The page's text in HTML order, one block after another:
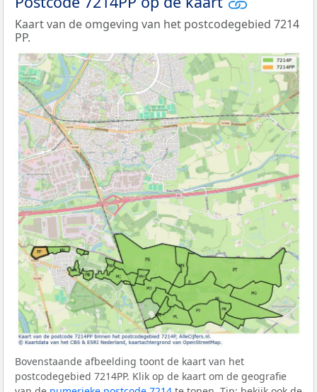
Kaart van de omgeving van het postcodegebied 7214
PP.
Bovenstaande afbeelding toont de kaart van het
postcodegebied 7214PP. Klik op de kaart om de geografie